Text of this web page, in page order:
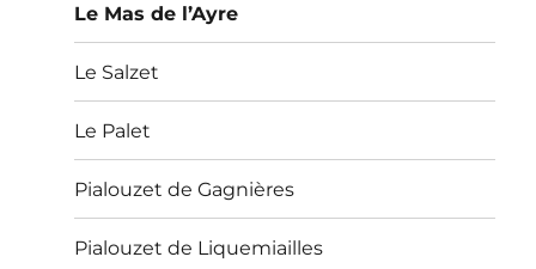
Le Mas de l’Ayre
Le Salzet
Le Palet
Pialouzet de Gagnières
Pialouzet de Liquemiailles